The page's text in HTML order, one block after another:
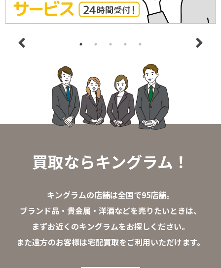
買取ならキングラム！
キングラムの店舗は全国で95店舗。
ブランド品・貴金属・洋酒などを売りたいときは、
まずお近くのキングラムをお探しください。
また遠方のお客様は宅配買取をご利用いただけます。